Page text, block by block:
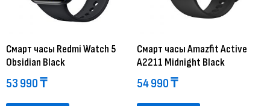
Смарт часы Redmi Watch 5
Obsidian Black
53 990₸
Смарт часы Amazfit Active
A2211 Midnight Black
54 990₸